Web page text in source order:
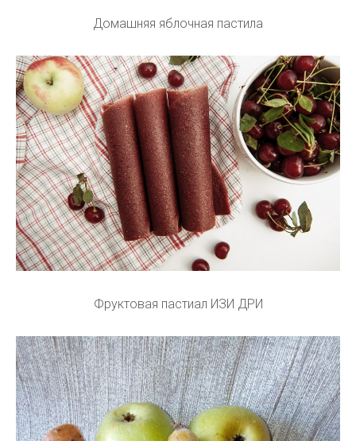
Домашняя яблочная пастила
Фруктовая пастиал ИЗИ ДРИ